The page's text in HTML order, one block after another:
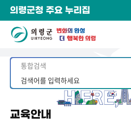
의령군청 주요 누리집
교육안내